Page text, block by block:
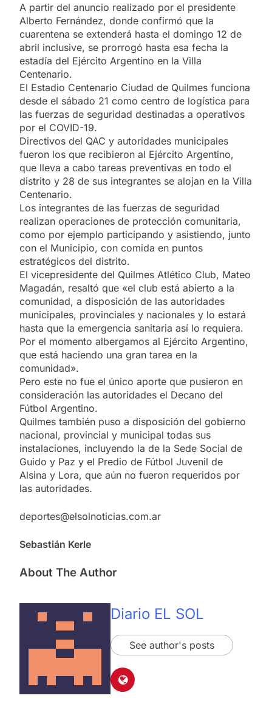
A partir del anuncio realizado por el presidente
Alberto Fernández, donde confirmó que la
cuarentena se extenderá hasta el domingo 12 de
abril inclusive, se prorrogó hasta esa fecha la
estadía del Ejército Argentino en la Villa
Centenario.
El Estadio Centenario Ciudad de Quilmes funciona
desde el sábado 21 como centro de logística para
las fuerzas de seguridad destinadas a operativos
por el COVID-19.
Directivos del QAC y autoridades municipales
fueron los que recibieron al Ejército Argentino,
que lleva a cabo tareas preventivas en todo el
distrito y 28 de sus integrantes se alojan en la Villa
Centenario.
Los integrantes de las fuerzas de seguridad
realizan operaciones de protección comunitaria,
como por ejemplo participando y asistiendo, junto
con el Municipio, con comida en puntos
estratégicos del distrito.
El vicepresidente del Quilmes Atlético Club, Mateo
Magadán, resaltó que «el club está abierto a la
comunidad, a disposición de las autoridades
municipales, provinciales y nacionales y lo estará
hasta que la emergencia sanitaria así lo requiera.
Por el momento albergamos al Ejército Argentino,
que está haciendo una gran tarea en la
comunidad».
Pero este no fue el único aporte que pusieron en
consideración las autoridades el Decano del
Fútbol Argentino.
Quilmes también puso a disposición del gobierno
nacional, provincial y municipal todas sus
instalaciones, incluyendo la de la Sede Social de
Guido y Paz y el Predio de Fútbol Juvenil de
Alsina y Lora, que aún no fueron requeridos por
las autoridades.
deportes@elsolnoticias.com.ar
Sebastián Kerle
About The Author
Diario EL SOL
See author's posts